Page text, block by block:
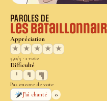
PAROLES DE
Les
Appréciation
★
★ ★ ★ ★
5,0/5 · 1 vote
Difficulté
Pas encore de vote
J’ai chanté
0